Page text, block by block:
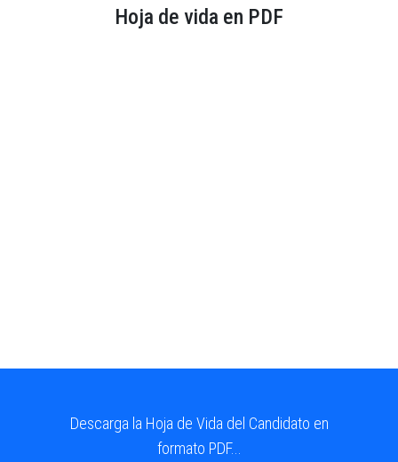
Hoja de vida en PDF
Descarga la Hoja de Vida del Candidato en
formato PDF...